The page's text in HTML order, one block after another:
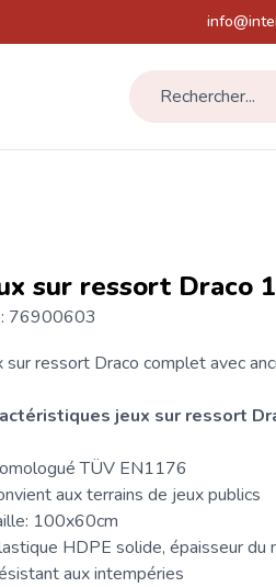
Rechercher...
sur ressort Draco
76900603
sur ressortDraco complet avec
jeux sur ressort
TÜV EN1176
aux terrains de jeux publics
100x60cm
HDPE solide, épaisseur du
aux intempéries